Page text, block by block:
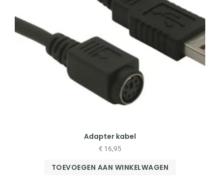
Adapter kabel
€ 16,95
TOEVOEGEN AAN WINKELWAGEN